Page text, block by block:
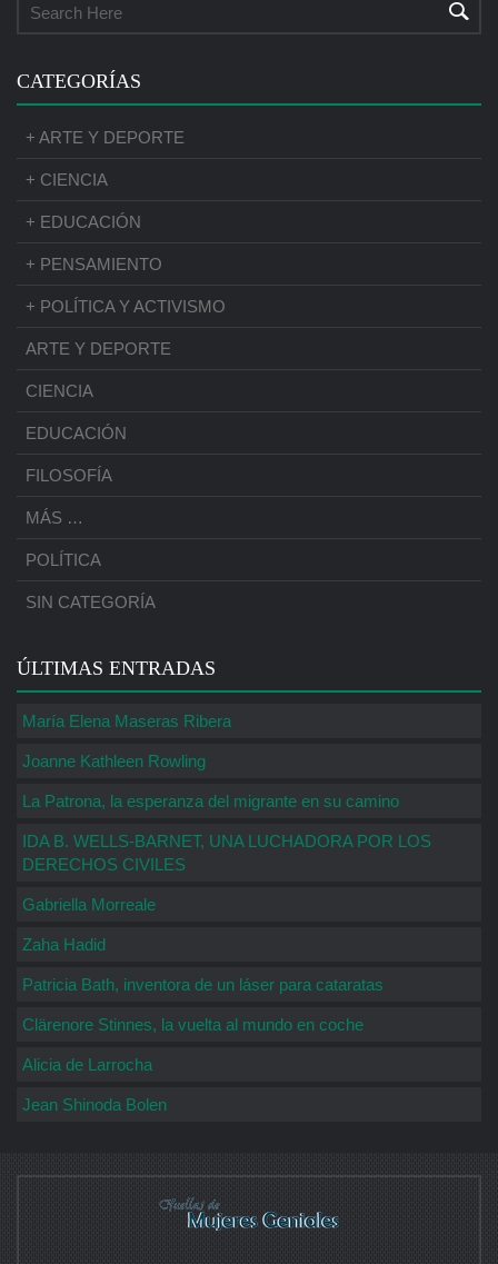
CATEGORÍAS
+ ARTE Y DEPORTE
+ CIENCIA
+ EDUCACIÓN
+ PENSAMIENTO
+ POLÍTICA Y ACTIVISMO
ARTE Y DEPORTE
CIENCIA
EDUCACIÓN
FILOSOFÍA
MÁS …
POLÍTICA
SIN CATEGORÍA
ÚLTIMAS ENTRADAS
María Elena Maseras Ribera
Joanne Kathleen Rowling
La Patrona, la esperanza del migrante en su camino
IDA B. WELLS-BARNET, UNA LUCHADORA POR LOS
DERECHOS CIVILES
Gabriella Morreale
Zaha Hadid
Patricia Bath, inventora de un láser para cataratas
Clärenore Stinnes, la vuelta al mundo en coche
Alicia de Larrocha
Jean Shinoda Bolen